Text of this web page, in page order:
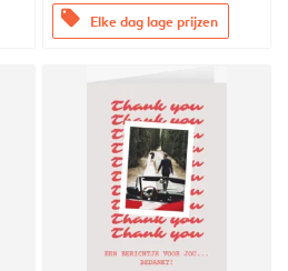
offers Elke dag lage prijzen